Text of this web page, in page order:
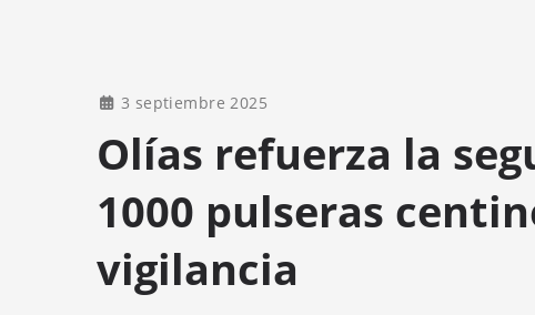
3 septiembre 2025
Olías refuerza la
1000 pulseras
vigilancia